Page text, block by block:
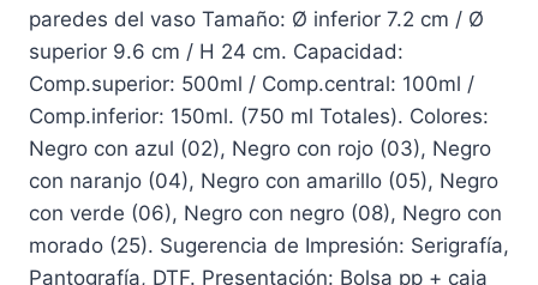
paredes del vaso Tamaño: Ø inferior 7.2 cm / Ø
superior 9.6 cm / H 24 cm. Capacidad:
Comp.superior: 500ml / Comp.central: 100ml /
Comp.inferior: 150ml. (750 ml Totales). Colores:
Negro con azul (02), Negro con rojo (03), Negro
con naranjo (04), Negro con amarillo (05), Negro
con verde (06), Negro con negro (08), Negro con
morado (25). Sugerencia de Impresión: Serigrafía,
Pantografía, DTF. Presentación: Bolsa pp + caja